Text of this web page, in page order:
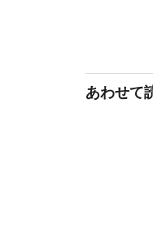
あわせて